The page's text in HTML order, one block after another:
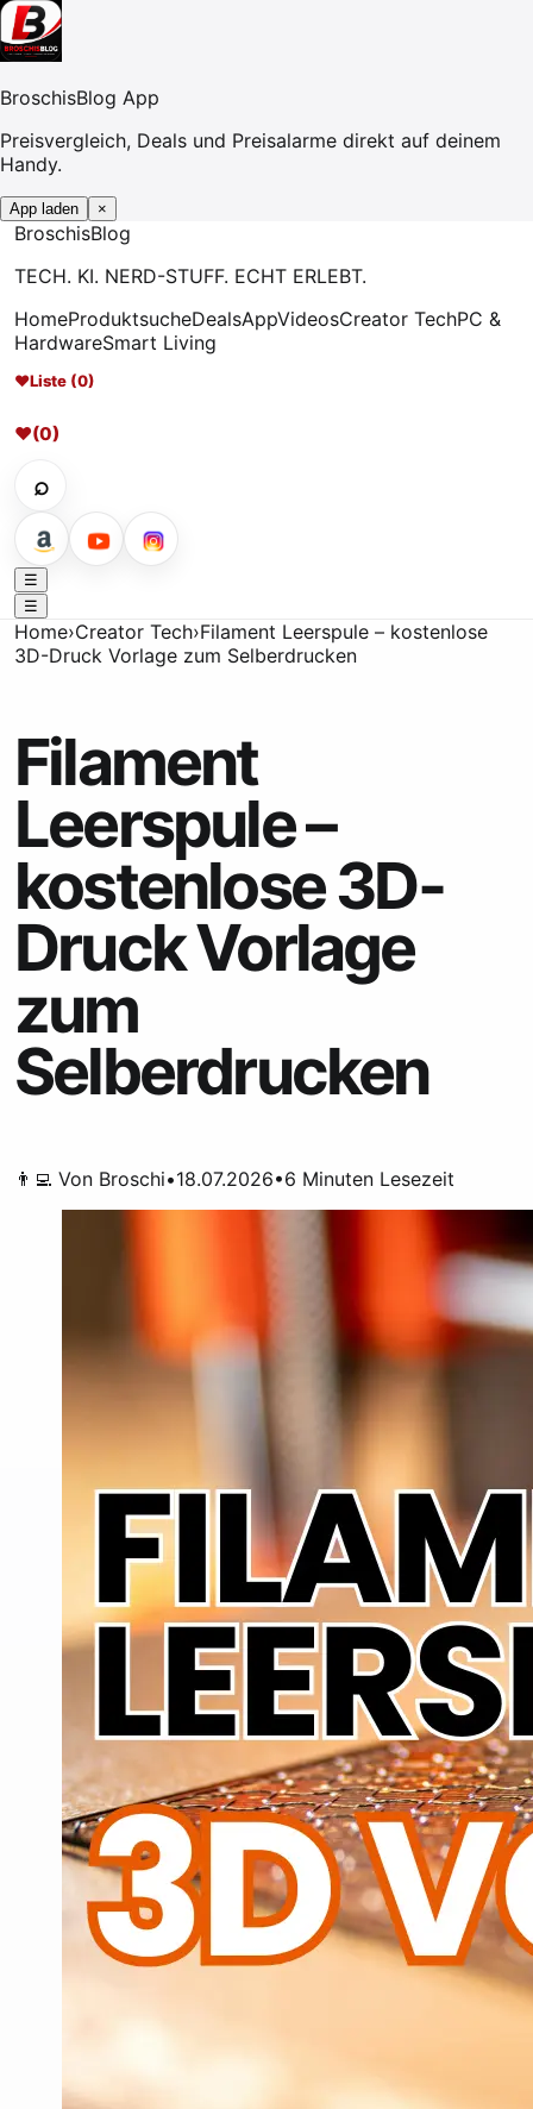
BroschisBlog App
Preisvergleich, Deals und Preisalarme direkt auf deinem
Handy.
App laden ×
BroschisBlog
TECH. KI. NERD-STUFF. ECHT ERLEBT.
HomeProduktsucheDealsAppVideosCreator TechPC &
HardwareSmart Living
♥Liste (0)
♥(0)
⌕
☰
☰
Home›Creator Tech›Filament Leerspule – kostenlose
3D-Druck Vorlage zum Selberdrucken
Filament
Leerspule –
kostenlose 3D-
Druck Vorlage
zum
Selberdrucken
👨‍💻 Von Broschi•18.07.2026•6 Minuten Lesezeit